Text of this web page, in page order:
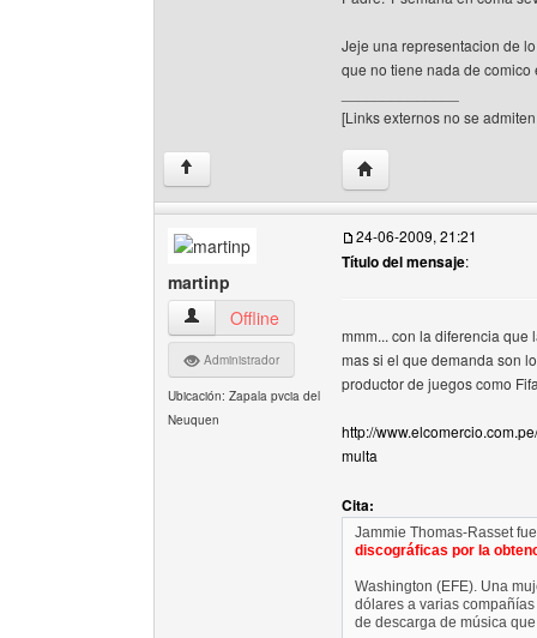
Jeje una representacion de
que no tiene nada de
[Links externos no se
↑ Visitar sitio web del
martinp
martinp Ver perfil del usuario
Offline
Administrador
Ubicación: Zapala pvcia del
Neuquen
24-06-2009, 21:21
Título del mensaje:
mmm... con la diferencia que
mas si el que demanda son
productor de juegos como
http://
multa
Cita:
Jammie Thomas-Rasset
discográficas por la
Washington (EFE). Una
dólares a varias
de descarga de música